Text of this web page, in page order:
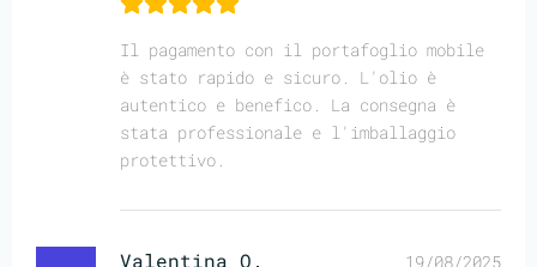
Il pagamento con il portafoglio mobile
è stato rapido e sicuro. L'olio è
autentico e benefico. La consegna è
stata professionale e l'imballaggio
protettivo.
Valentina O. 19/08/2025